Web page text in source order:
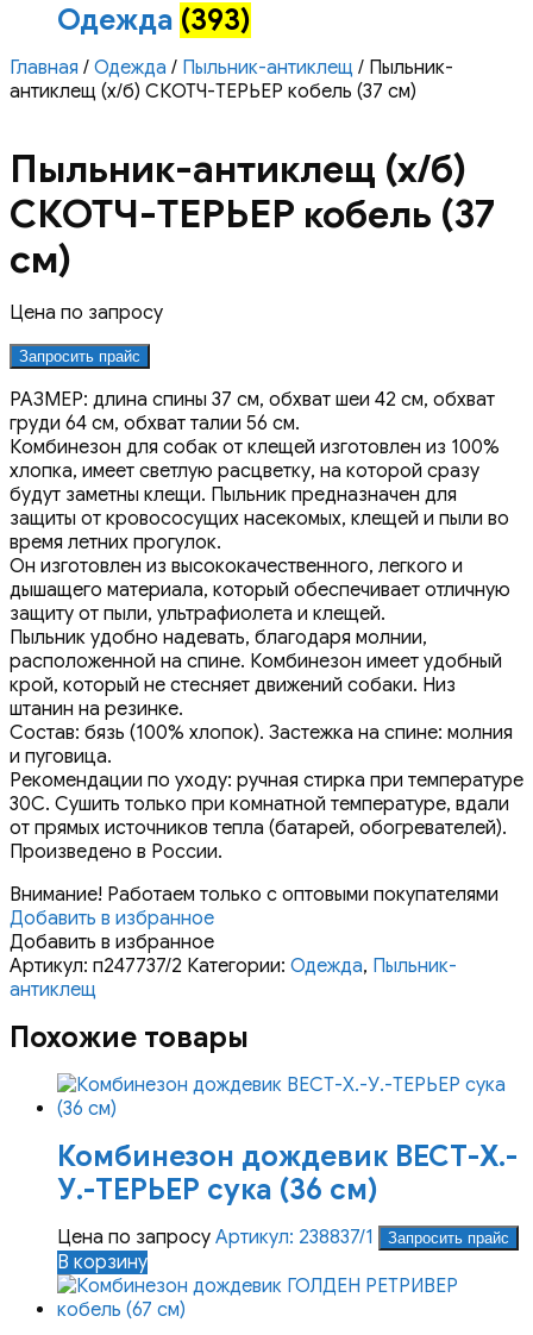
Одежда (393)
Главная / Одежда / Пыльник-антиклещ / Пыльник-
антиклещ (х/б) СКОТЧ-ТЕРЬЕР кобель (37 см)
Пыльник-антиклещ (х/б)
СКОТЧ-ТЕРЬЕР кобель (37
см)
Цена по запросу
Запросить прайс
РАЗМЕР: длина спины 37 см, обхват шеи 42 см, обхват
груди 64 см, обхват талии 56 см.
Комбинезон для собак от клещей изготовлен из 100%
хлопка, имеет светлую расцветку, на которой сразу
будут заметны клещи. Пыльник предназначен для
защиты от кровососущих насекомых, клещей и пыли во
время летних прогулок.
Он изготовлен из высококачественного, легкого и
дышащего материала, который обеспечивает отличную
защиту от пыли, ультрафиолета и клещей.
Пыльник удобно надевать, благодаря молнии,
расположенной на спине. Комбинезон имеет удобный
крой, который не стесняет движений собаки. Низ
штанин на резинке.
Состав: бязь (100% хлопок). Застежка на спине: молния
и пуговица.
Рекомендации по уходу: ручная стирка при температуре
30С. Сушить только при комнатной температуре, вдали
от прямых источников тепла (батарей, обогревателей).
Произведено в России.
Внимание! Работаем только с оптовыми покупателями
Добавить в избранное
Добавить в избранное
Артикул: п247737/2 Категории: Одежда, Пыльник-
антиклещ
Похожие товары
Комбинезон дождевик ВЕСТ-Х.-
У.-ТЕРЬЕР сука (36 см)
Цена по запросу Артикул: 238837/1 Запросить прайс
В корзину